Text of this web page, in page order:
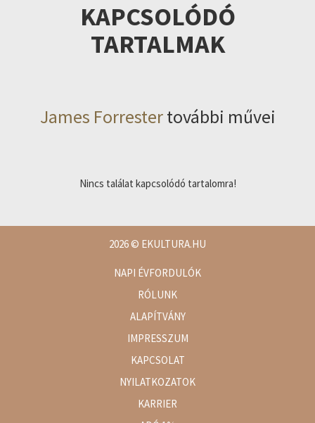
KAPCSOLÓDÓ
TARTALMAK
James Forrestertovábbi művei
Nincs találat kapcsolódó tartalomra!
2026© EKULTURA.HU
NAPI ÉVFORDULÓK
RÓLUNK
ALAPÍTVÁNY
IMPRESSZUM
KAPCSOLAT
NYILATKOZATOK
KARRIER